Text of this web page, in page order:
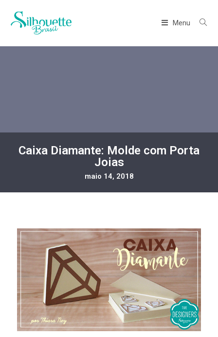
Menu
Caixa Diamante: Molde com Porta
Joias
maio 14, 2018